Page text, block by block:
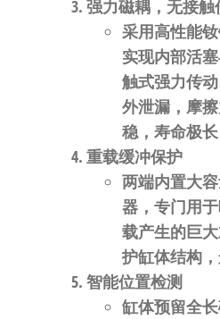
强力磁耦，无接触
采用高性能
实现内部活
触式强力传动
外泄漏，摩
稳，寿命极长
重载缓冲保护
两端内置大
器，专门用
载产生的巨
护缸体结构，
智能位置检测
缸体预留全